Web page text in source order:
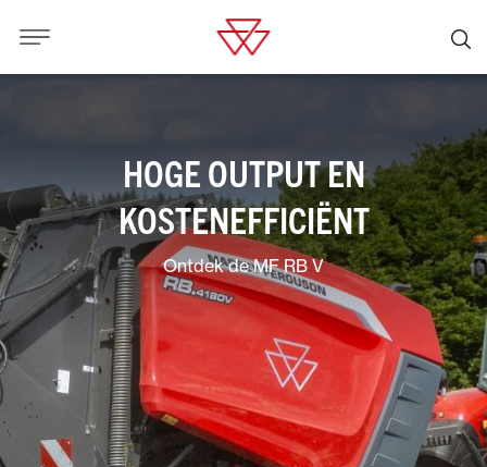
HOGE OUTPUT EN
KOSTENEFFICIËNT
Ontdek de MF RB V